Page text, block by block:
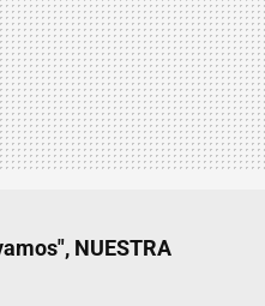
NUESTRA